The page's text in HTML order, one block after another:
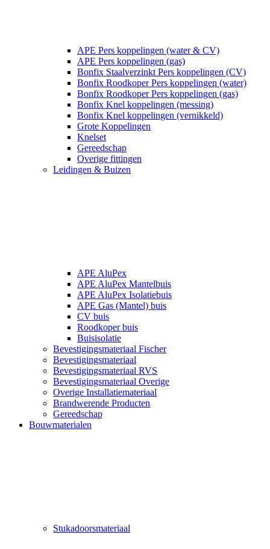
APE Pers koppelingen (water & CV)
APE Pers koppelingen (gas)
Bonfix Staalverzinkt Pers koppelingen (CV)
Bonfix Roodkoper Pers koppelingen (water)
Bonfix Roodkoper Pers koppelingen (gas)
Bonfix Knel koppelingen (messing)
Bonfix Knel koppelingen (vernikkeld)
Grote Koppelingen
Knelset
Gereedschap
Overige fittingen
Leidingen & Buizen
APE AluPex
APE AluPex Mantelbuis
APE AluPex Isolatiebuis
APE Gas (Mantel) buis
CV buis
Roodkoper buis
Buisisolatie
Bevestigingsmateriaal Fischer
Bevestigingsmateriaal
Bevestigingsmateriaal RVS
Bevestigingsmateriaal Overige
Overige Installatiemateriaal
Brandwerende Producten
Gereedschap
Bouwmaterialen
Stukadoorsmateriaal